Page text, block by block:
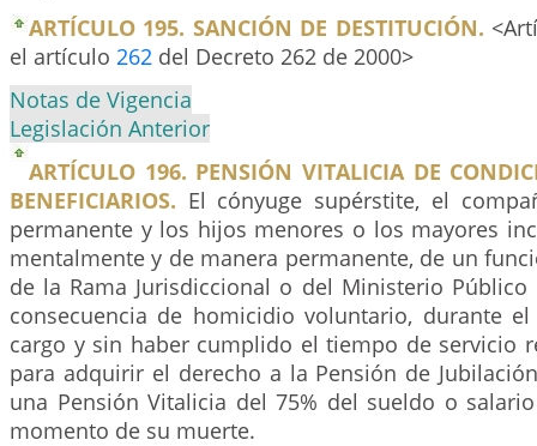
ARTÍCULO 195. SANCIÓN DE DESTITUCIÓN.
el artículo 262 del Decreto 262 de 2000>
Notas de Vigencia
Legislación Anterior
ARTÍCULO 196. PENSIÓN VITALICIA DE
BENEFICIARIOS. El cónyuge supérstite, el
permanente y los hijos menores o los mayores
mentalmente y de manera permanente, de un
de la Rama Jurisdiccional o del Ministerio
consecuencia de homicidio voluntario, durante
cargo y sin haber cumplido el tiempo de servicio
para adquirir el derecho a la Pensión de
una Pensión Vitalicia del 75% del sueldo o
momento de su muerte.